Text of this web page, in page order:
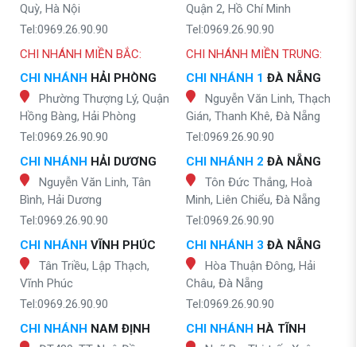
Quỳ, Hà Nội
Tel:0969.26.90.90
Quận 2, Hồ Chí Minh
Tel:0969.26.90.90
CHI NHÁNH MIỀN BẮC:
CHI NHÁNH HẢI PHÒNG
Phường Thượng Lý, Quận
Hồng Bàng, Hải Phòng
Tel:0969.26.90.90
CHI NHÁNH HẢI DƯƠNG
Nguyễn Văn Linh, Tân
Bình, Hải Dương
Tel:0969.26.90.90
CHI NHÁNH VĨNH PHÚC
Tân Triều, Lập Thạch,
Vĩnh Phúc
Tel:0969.26.90.90
CHI NHÁNH NAM ĐỊNH
CHI NHÁNH MIỀN TRUNG:
CHI NHÁNH 1 ĐÀ NẴNG
Nguyễn Văn Linh, Thạch
Gián, Thanh Khê, Đà Nẵng
Tel:0969.26.90.90
CHI NHÁNH 2 ĐÀ NẴNG
Tôn Đức Thắng, Hoà
Minh, Liên Chiểu, Đà Nẵng
Tel:0969.26.90.90
CHI NHÁNH 3 ĐÀ NẴNG
Hòa Thuận Đông, Hải
Châu, Đà Nẵng
Tel:0969.26.90.90
CHI NHÁNH HÀ TĨNH